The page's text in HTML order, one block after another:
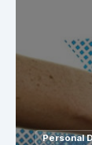
Personal